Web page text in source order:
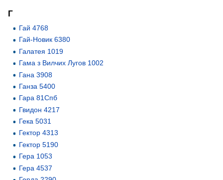
Г
Гай 4768
Гай-Новик 6380
Галатея 1019
Гама з Вилчих Лугов 1002
Гана 3908
Ганза 5400
Гара 81Спб
Гвидон 4217
Гека 5031
Гектор 4313
Гектор 5190
Гера 1053
Гера 4537